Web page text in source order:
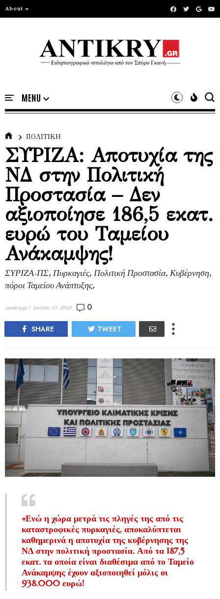
About
ΠΟΛΙΤΙΚΗ
ΣΥΡΙΖΑ: Αποτυχία της
ΝΔ στην Πολιτική
Προστασία – Δεν
αξιοποίησε 186,5 εκατ.
ευρώ του Ταμείου
Ανάκαμψης!
ΣΥΡΙΖΑ-ΠΣ, Πυρκαγιές, Πολιτική Προστασία, Κυβέρνηση,
πόροι Ταμείου Ανάπτυξης,
antikry.gr | Ιουλίου 31, 2023 0
SHARE TWEET
«Ενώ η χώρα μετρά τις πληγές της από τις
καταστροφικές πυρκαγιές, αποκαλύπτεται
καθημερινά η αποτυχία της κυβέρνησης της
ΝΔ στην πολιτική προστασία. Από τα 187,5
εκατ. τα οποία είναι διαθέσιμα από το Ταμείο
Ανάκαμψης έχουν αξιοποιηθεί μόλις οι
938.000 ευρώ!